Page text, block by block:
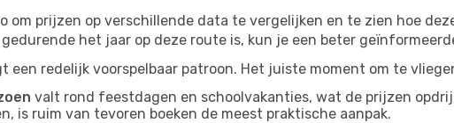
om prijzen op verschillende data te vergelijken en te zien hoe
het jaar op deze route is, kun je een beter
een redelijk voorspelbaar patroon. Het juiste moment om te
valt rond feestdagen en schoolvakanties, wat de prijzen
is ruim van tevoren boeken de meest praktische aanpak.